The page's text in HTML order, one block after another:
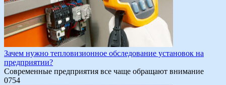
Зачем нужно тепловизионное обследование установок на
предприятии?
Современные предприятия все чаще обращают внимание
0754